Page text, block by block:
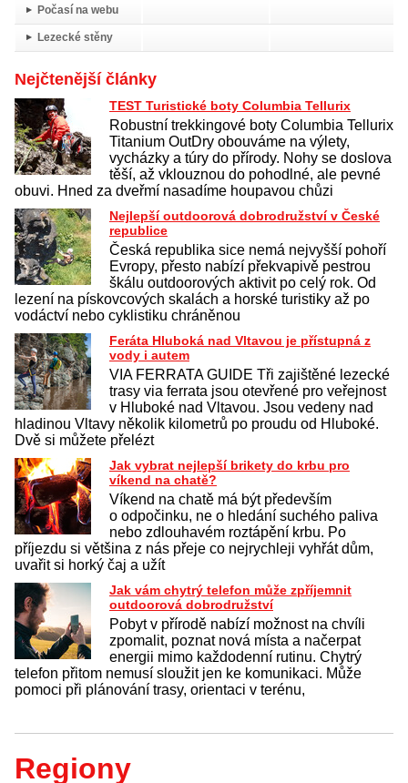
Počasí na webu
Lezecké stěny
Nejčtenější články
TEST Turistické boty Columbia Tellurix
Robustní trekkingové boty Columbia Tellurix
Titanium OutDry obouváme na výlety,
vycházky a túry do přírody. Nohy se doslova
těší, až vklouznou do pohodlné, ale pevné
obuvi. Hned za dveřmí nasadíme houpavou chůzi
Nejlepší outdoorová dobrodružství v České
republice
Česká republika sice nemá nejvyšší pohoří
Evropy, přesto nabízí překvapivě pestrou
škálu outdoorových aktivit po celý rok. Od
lezení na pískovcových skalách a horské turistiky až po
vodáctví nebo cyklistiku chráněnou
Feráta Hluboká nad Vltavou je přístupná z
vody i autem
VIA FERRATA GUIDE Tři zajištěné lezecké
trasy via ferrata jsou otevřené pro veřejnost
v Hluboké nad Vltavou. Jsou vedeny nad
hladinou Vltavy několik kilometrů po proudu od Hluboké.
Dvě si můžete přelézt
Jak vybrat nejlepší brikety do krbu pro
víkend na chatě?
Víkend na chatě má být především
o odpočinku, ne o hledání suchého paliva
nebo zdlouhavém roztápění krbu. Po
příjezdu si většina z nás přeje co nejrychleji vyhřát dům,
uvařit si horký čaj a užít
Jak vám chytrý telefon může zpříjemnit
outdoorová dobrodružství
Pobyt v přírodě nabízí možnost na chvíli
zpomalit, poznat nová místa a načerpat
energii mimo každodenní rutinu. Chytrý
telefon přitom nemusí sloužit jen ke komunikaci. Může
pomoci při plánování trasy, orientaci v terénu,
Regiony